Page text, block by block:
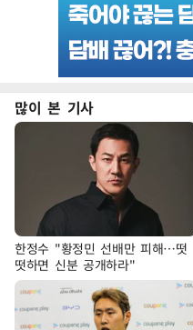
많이 본 기사
한정수 "황정민 선배만 피해…떳
떳하면 신분 공개하라"